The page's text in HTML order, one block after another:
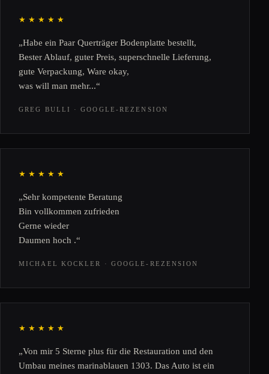
★★★★★
„Habe ein Paar Querträger Bodenplatte bestellt,
Bester Ablauf, guter Preis, superschnelle Lieferung,
gute Verpackung, Ware okay,
was will man mehr...“
GREG BULLI · GOOGLE-REZENSION
★★★★★
„Sehr kompetente Beratung
Bin vollkommen zufrieden
Gerne wieder
Daumen hoch .“
MICHAEL KOCKLER · GOOGLE-REZENSION
★★★★★
„Von mir 5 Sterne plus für die Restauration und den
Umbau meines marinablauen 1303. Das Auto ist ein